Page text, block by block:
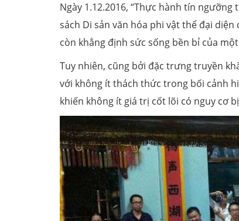
Ngày 1.12.2016, “Thực hành tín
sách Di sản văn hóa phi vật thể đại
còn khẳng định sức sống bền bỉ của
Tuy nhiên, cũng bởi đặc trưng truyền
với không ít thách thức trong bối cảnh
khiến không ít giá trị cốt lõi có nguy cơ